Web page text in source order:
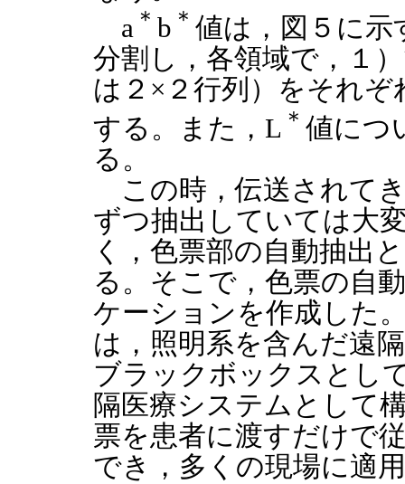
a ＊ b ＊ 値は，図５に示
分割し，各領域で，１
は２×２行列）をそれ
する。また，L ＊ 値につ
る。
この時，伝送されて
ずつ抽出していては大
く，色票部の自動抽出
る。そこで，色票の自
ケーションを作成した
は，照明系を含んだ遠
ブラックボックスとし
隔医療システムとして
票を患者に渡すだけで
でき，多くの現場に適